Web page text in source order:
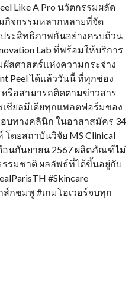
Like A Pro นวัตกรรมผลัด
กิจกรรมหลากหลายที่จัด
ระสิทธิภาพกันอย่างครบถ้วน
Lab ที่พร้อมให้บริการ
สศาสตร์แห่งความกระจ่าง
Peel ได้แล้ววันนี้ ที่ทุกช่อง
หรือสามารถติดตามข่าวสาร
เชียลมีเดียทุกแพลตฟอร์มของ
อบทางคลินิก ในอาสาสมัคร 34
ดยสถาบันวิจัย MS Clinical
ดือนกันยายน 2567 ผลิตภัณฑ์ไม่
รมชาติ ผลลัพธ์ที่ได้ขึ้นอยู่กับ
#Skincare
ส์กชมพู #เกมโอเวอร์จบทุก